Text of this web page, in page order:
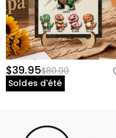
$39.95$80.00
Soldes d'été